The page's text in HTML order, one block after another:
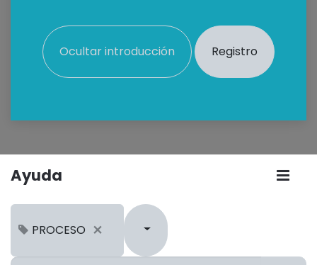
Ocultar introducción Registro
Ayuda
PROCESO